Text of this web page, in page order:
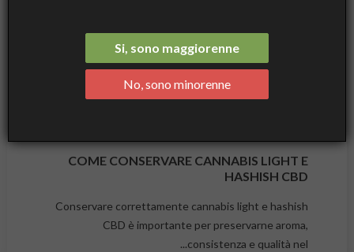
COME CONSERVARE CANNABIS LIGHT E
HASHISH CBD
Conservare correttamente cannabis light e hashish
CBD è importante per preservarne aroma,
consistenza e qualità nel...
Si, sono maggiorenne
No, sono minorenne